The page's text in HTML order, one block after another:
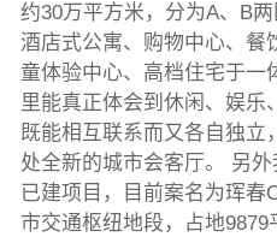
约30万平方米，分为A、B两
酒店式公寓、购物中心、餐
童体验中心、高档住宅于一
里能真正体会到休闲、娱乐
既能相互联系而又各自独立
处全新的城市会客厅。 另
已建项目，目前案名为珲春
市交通枢纽地段，占地